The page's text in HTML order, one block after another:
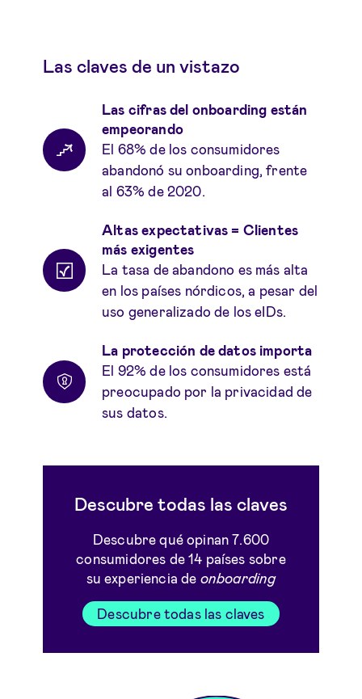
Las claves de un vistazo
Las cifras del onboarding están
empeorando
El 68% de los consumidores
abandonó su onboarding, frente
al 63% de 2020.
Altas expectativas = Clientes
más exigentes
La tasa de abandono es más alta
en los países nórdicos, a pesar del
uso generalizado de los eIDs.
La protección de datos importa
El 92% de los consumidores está
preocupado por la privacidad de
sus datos.
Descubre todas las claves
Descubre qué opinan 7.600
consumidores de 14 países sobre
su experiencia de onboarding
Descubre todas las claves